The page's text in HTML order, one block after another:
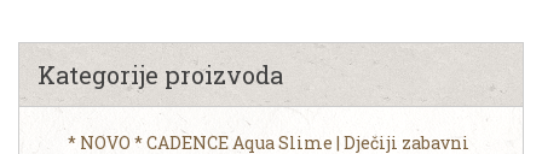
Kategorije proizvoda
* NOVO * CADENCE Aqua Slime | Dječiji zabavni